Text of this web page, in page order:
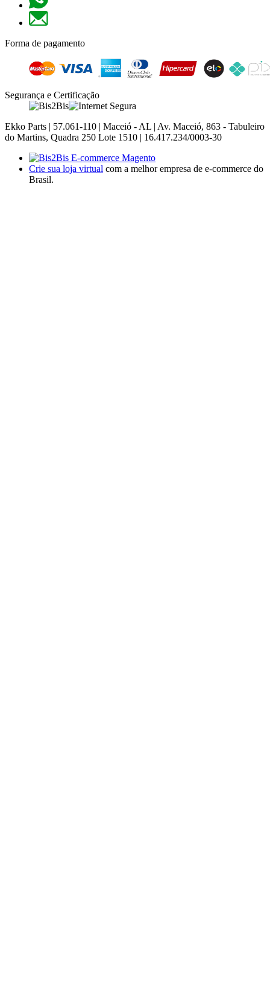
Forma de pagamento
Segurança e Certificação
Ekko Parts | 57.061-110 | Maceió - AL | Av. Maceió, 863 - Tabuleiro
do Martins, Quadra 250 Lote 1510 | 16.417.234/0003-30
Crie sua loja virtual com a melhor empresa de e-commerce do
Brasil.